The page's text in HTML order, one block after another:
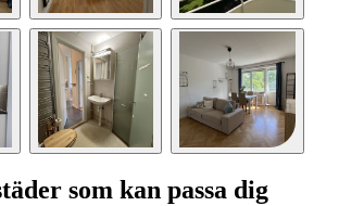
som kan passa dig